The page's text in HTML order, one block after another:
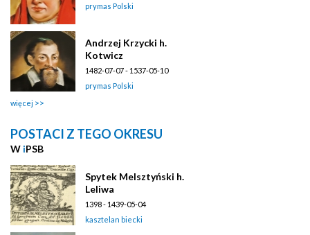
prymas Polski
Andrzej Krzycki h.
Kotwicz
1482-07-07 - 1537-05-10
prymas Polski
więcej
POSTACI Z TEGO OKRESU
W iPSB
Spytek Melsztyński h.
Leliwa
1398 - 1439-05-04
kasztelan biecki